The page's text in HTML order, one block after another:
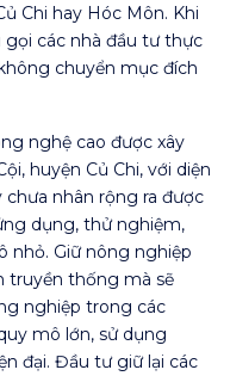
Chi hay Hóc Môn. Khi
gọi các nhà đầu tư thực
chuyển mục đích
nghệ cao được xây
huyện Củ Chi, với diện
nhân rộng ra được
dụng, thử nghiệm,
nhỏ. Giữ nông nghiệp
truyền thống mà sẽ
nghiệp trong các
mô lớn, sử dụng
đại. Đầu tư giữ lại các